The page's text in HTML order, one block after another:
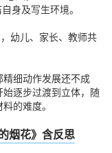
身及写生环境。
幼儿、家长、教师共
细动作发展还不成
逐步过渡到立体，随
的难度。
烟花》含反思